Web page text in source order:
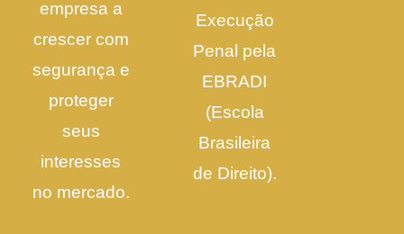
empresa a
crescer com
segurança e
proteger
seus
interesses
no mercado.
Execução
Penal pela
EBRADI
(Escola
Brasileira
de Direito).